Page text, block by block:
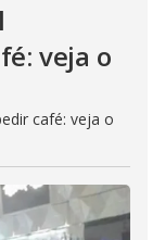
veja o
café: veja o